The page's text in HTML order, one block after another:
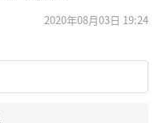
2020年08月03日 19:24